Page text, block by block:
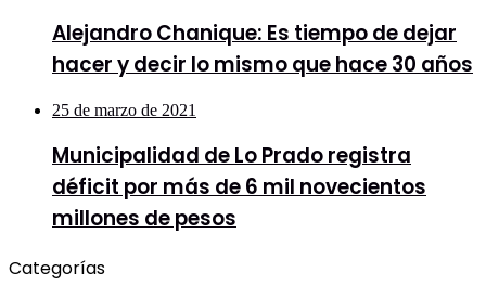
Alejandro Chanique: Es tiempo de dejar
hacer y decir lo mismo que hace 30 años
25 de marzo de 2021
Municipalidad de Lo Prado registra
déficit por más de 6 mil novecientos
millones de pesos
Categorías